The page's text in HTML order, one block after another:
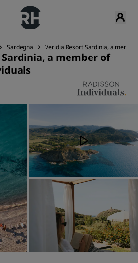
Sardegna Veridia Resort Sardinia, a
a member of